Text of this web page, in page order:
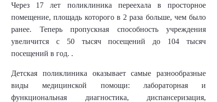
Через 17 лет поликлиника переехала в просторное
помещение, площадь которого в 2 раза больше, чем было
ранее. Теперь пропускная способность учреждения
увеличится с 50 тысяч посещений до 104 тысяч
посещений в год. .
Детская поликлиника оказывает самые разнообразные
виды медицинской помощи: лабораторная и
функциональная диагностика, диспансеризация,